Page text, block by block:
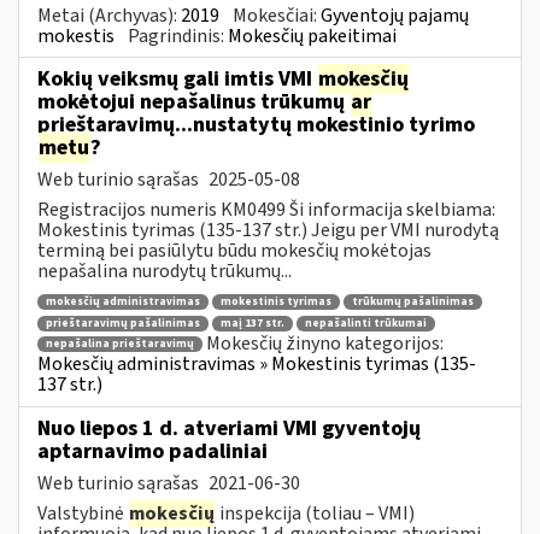
Metai (Archyvas): 2019 Mokesčiai:Gyventojų pajamų
mokestis Pagrindinis: Mokesčių pakeitimai
Kokių veiksmų gali imtis VMI mokesčių
mokėtojui nepašalinus trūkumųar
prieštaravimų...nustatytų mokestinio tyrimo
metu?
Web turinio sąrašas 2025-05-08
Registracijos numeris KM0499 Ši informacija skelbiama:
Mokestinis tyrimas (135-137 str.) Jeigu per VMI nurodytą
terminą bei pasiūlytu būdu mokesčių mokėtojas
nepašalina nurodytų trūkumų...
mokesčių administravimas mokestinis tyrimas
trūkumų pašalinimas
prieštaravimų pašalinimas
maį 137 str.
nepašalinti trūkumai
nepašalina prieštaravimų
Mokesčių žinyno kategorijos:
Mokesčių administravimas » Mokestinis tyrimas (135-
137 str.)
Nuo liepos 1 d. atveriami VMI gyventojų
aptarnavimo padaliniai
Web turinio sąrašas 2021-06-30
Valstybinė mokesčių inspekcija (toliau – VMI)